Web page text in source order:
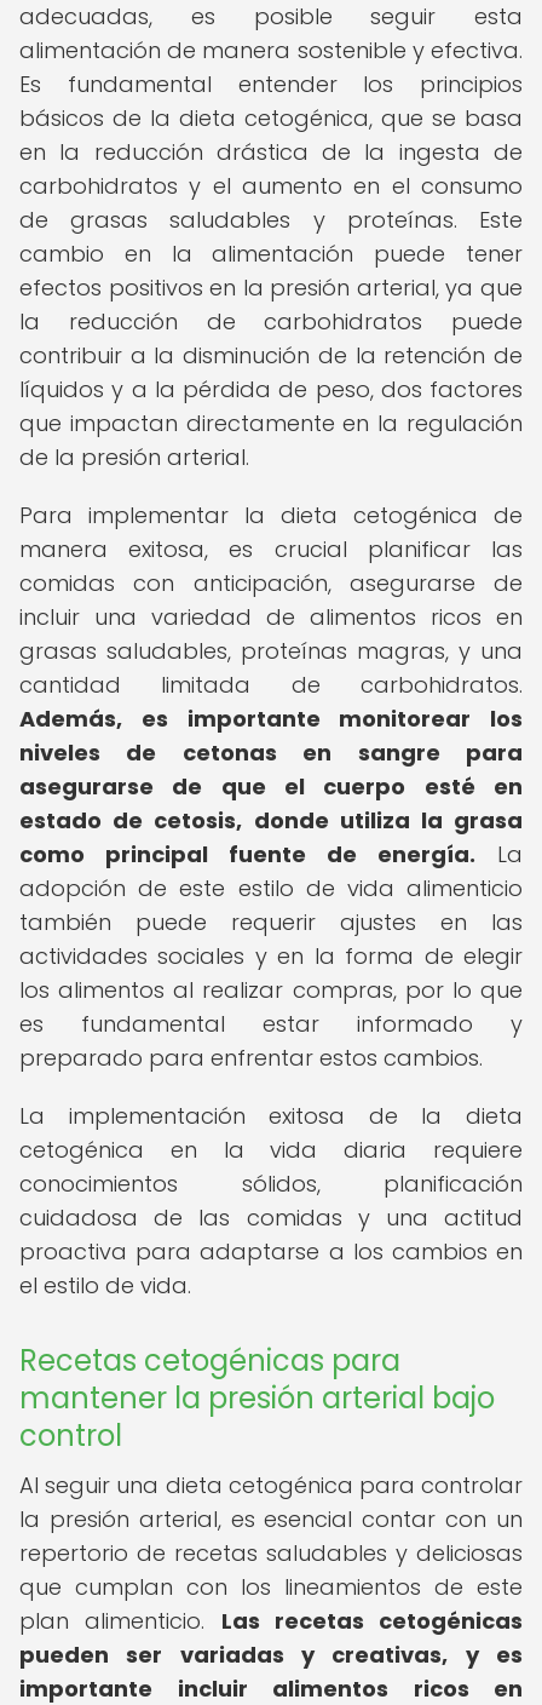
adecuadas, es posible seguir esta
alimentación de manera sostenible y efectiva.
Es fundamental entender los principios
básicos de la dieta cetogénica, que se basa
en la reducción drástica de la ingesta de
carbohidratos y el aumento en el consumo
de grasas saludables y proteínas. Este
cambio en la alimentación puede tener
efectos positivos en la presión arterial, ya que
la reducción de carbohidratos puede
contribuir a la disminución de la retención de
líquidos y a la pérdida de peso, dos factores
que impactan directamente en la regulación
de la presión arterial.
Para implementar la dieta cetogénica de
manera exitosa, es crucial planificar las
comidas con anticipación, asegurarse de
incluir una variedad de alimentos ricos en
grasas saludables, proteínas magras, y una
cantidad limitada de carbohidratos.
Además, es importante monitorear los
niveles de cetonas en sangre para
asegurarse de que el cuerpo esté en
estado de cetosis, donde utiliza la grasa
como principal fuente de energía. La
adopción de este estilo de vida alimenticio
también puede requerir ajustes en las
actividades sociales y en la forma de elegir
los alimentos al realizar compras, por lo que
es fundamental estar informado y
preparado para enfrentar estos cambios.
La implementación exitosa de la dieta
cetogénica en la vida diaria requiere
conocimientos sólidos, planificación
cuidadosa de las comidas y una actitud
proactiva para adaptarse a los cambios en
el estilo de vida.
Recetas cetogénicas para
mantener la presión arterial bajo
control
Al seguir una dieta cetogénica para controlar
la presión arterial, es esencial contar con un
repertorio de recetas saludables y deliciosas
que cumplan con los lineamientos de este
plan alimenticio. Las recetas cetogénicas
pueden ser variadas y creativas, y es
importante incluir alimentos ricos en